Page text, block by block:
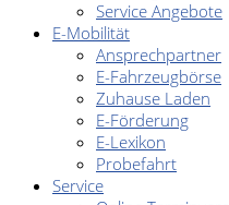
Service Angebote
E-Mobilität
Ansprechpartner
E-Fahrzeugbörse
Zuhause Laden
E-Förderung
E-Lexikon
Probefahrt
Service